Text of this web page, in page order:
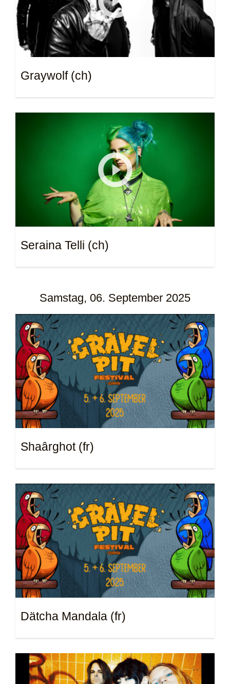
Graywolf (ch)
Seraina Telli (ch)
Samstag, 06. September 2025
Shaârghot (fr)
Dätcha Mandala (fr)